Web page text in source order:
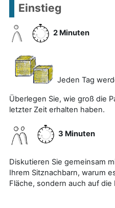
Einstieg
2 Minuten
Jeden Tag
Überlegen Sie, wie groß die
letzter Zeit erhalten haben.
3 Minuten
Diskutieren Sie gemeinsam
Ihrem Sitznachbarn, warum
Fläche, sondern auch auf